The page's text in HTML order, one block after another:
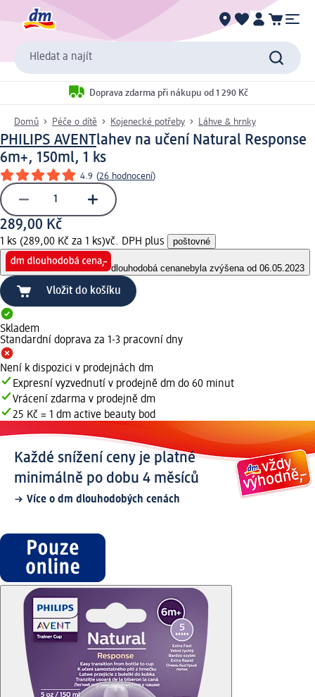
Hledat a najít
Doprava zdarma při nákupu od 1 290 Kč
Domů Péče o dítě Kojenecké potřeby Láhve & hrnky
PHILIPS AVENTlahev na učení Natural Response
6m+, 150ml, 1 ks
4.9 (26 hodnocení)
289,00 Kč
1 ks (289,00 Kč za 1 ks)vč. DPH plus poštovné
dlouhodobá cenanebyla zvýšena od 06.05.2023
Vložit do košíku
Skladem
Standardní doprava za 1-3 pracovní dny
Není k dispozici v prodejnách dm
Expresní vyzvednutí v prodejně dm do 60 minut
Vrácení zdarma v prodejně dm
25 Kč = 1 dm active beauty bod
Každé snížení ceny je platné
minimálně po dobu 4 měsíců
Více o dm dlouhodobých cenách